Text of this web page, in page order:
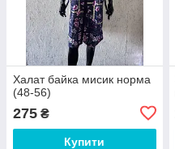
Халат байка мисик норма
(48-56)
275 ₴
Купити